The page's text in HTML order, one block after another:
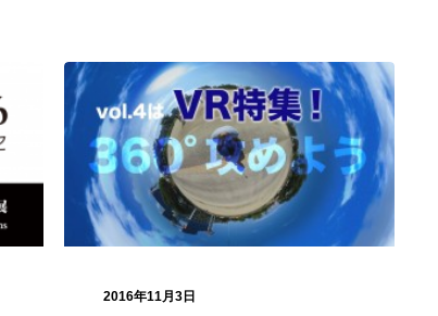
2016年11月3日